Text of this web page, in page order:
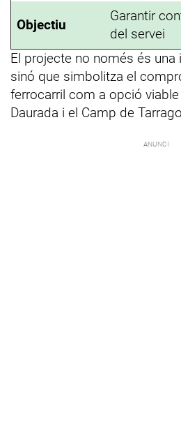
Objectiu
Garantir
del servei
El projecte no només és
sinó que simbolitza el
ferrocarril com a opció
Daurada i el Camp de